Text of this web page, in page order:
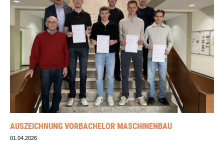
AUSZEICHNUNG VORBACHELOR MASCHINENBAU
01.04.2026